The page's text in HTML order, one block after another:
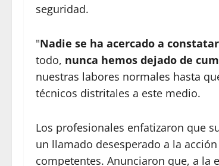
seguridad.
"Nadie se ha acercado a
todo, nunca hemos dejado de
nuestras labores normales hasta
técnicos distritales a este medio.
Los profesionales enfatizaron que
un llamado desesperado a la
competentes. Anunciaron que, a la